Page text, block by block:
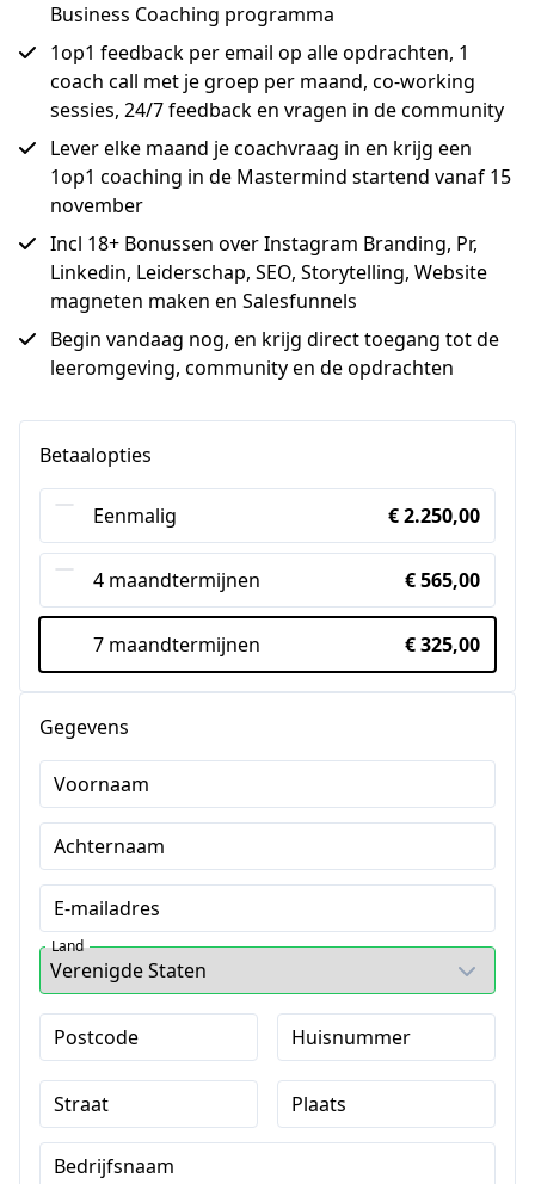
Business Coaching programma
1op1 feedback per email op alle opdrachten, 1
coach call met je groep per maand, co-working
sessies, 24/7 feedback en vragen in de community
Lever elke maand je coachvraag in en krijg een
1op1 coaching in de Mastermind startend vanaf 15
november
Incl 18+ Bonussen over Instagram Branding, Pr,
Linkedin, Leiderschap, SEO, Storytelling, Website
magneten maken en Salesfunnels
Begin vandaag nog, en krijg direct toegang tot de
leeromgeving, community en de opdrachten
Betaalopties
Eenmalig € 2.250,00
4 maandtermijnen € 565,00
7 maandtermijnen € 325,00
Gegevens
Voornaam
Achternaam
E-mailadres
Land
Postcode Huisnummer
Straat Plaats
Bedrijfsnaam